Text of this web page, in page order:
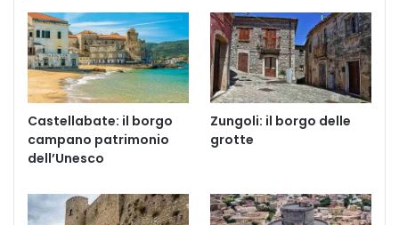
Castellabate: il borgo
campano patrimonio
dell’Unesco
Zungoli: il borgo delle
grotte